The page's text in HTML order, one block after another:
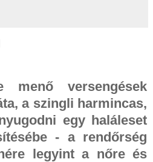
menő versengések
a szingli harmincas,
egy haláleset
- a rendőrség
legyint a nőre és